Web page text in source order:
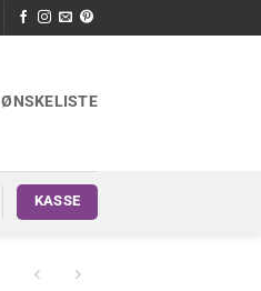
ØNSKELISTE
KASSE